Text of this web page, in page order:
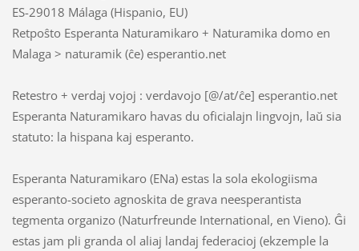
ES-29018 Málaga (Hispanio, EU)
Retpoŝto Esperanta Naturamikaro + Naturamika domo en
Malaga > naturamik (ĉe) esperantio.net
Retestro + verdaj vojoj : verdavojo [@/at/ĉe] esperantio.net
Esperanta Naturamikaro havas du oficialajn lingvojn, laŭ sia
statuto: la hispana kaj esperanto.
Esperanta Naturamikaro (ENa) estas la sola ekologiisma
esperanto-societo agnoskita de grava neesperantista
tegmenta organizo (Naturfreunde International, en Vieno). Ĝi
estas jam pli granda ol aliaj landaj federacioj (ekzemple la